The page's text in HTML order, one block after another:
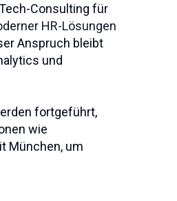
für
HR‑Lösungen
Anspruch bleibt
und
fortgeführt,
wie
München, um